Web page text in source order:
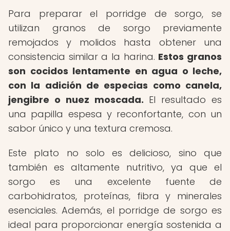
Para preparar el porridge de sorgo, se
utilizan granos de sorgo previamente
remojados y molidos hasta obtener una
consistencia similar a la harina. Estos granos
son cocidos lentamente en agua o leche,
con la adición de especias como canela,
jengibre o nuez moscada. El resultado es
una papilla espesa y reconfortante, con un
sabor único y una textura cremosa.
Este plato no solo es delicioso, sino que
también es altamente nutritivo, ya que el
sorgo es una excelente fuente de
carbohidratos, proteínas, fibra y minerales
esenciales. Además, el porridge de sorgo es
ideal para proporcionar energía sostenida a